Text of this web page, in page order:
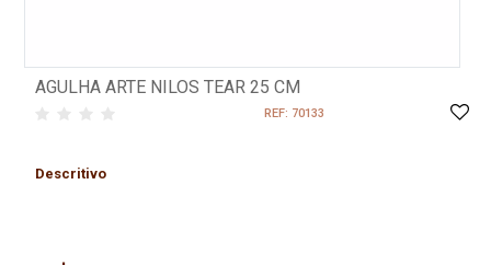
AGULHA ARTE NILOS TEAR 25 CM
REF: 70133
Descritivo